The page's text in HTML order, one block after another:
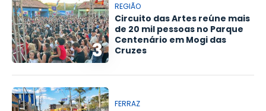
3
REGIÃO
Circuito das Artes reúne mais
de 20 mil pessoas no Parque
Centenário em Mogi das
Cruzes
FERRAZ